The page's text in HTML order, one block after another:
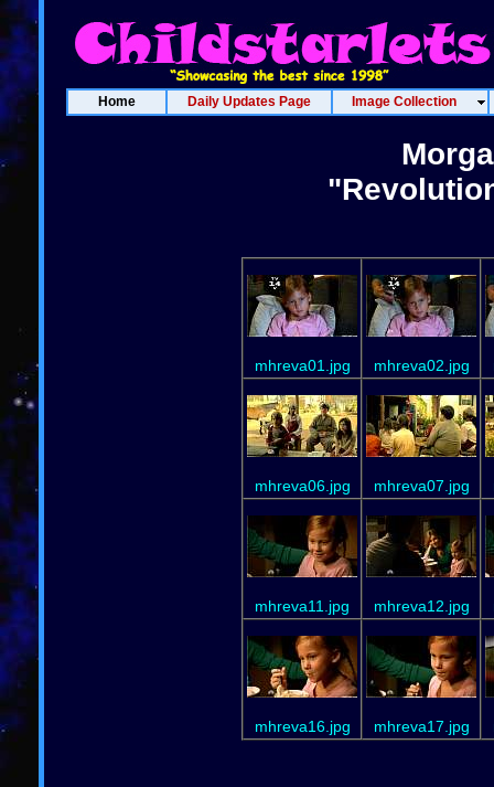
Home Daily Updates Page Image Collection
mhreva01.jpg mhreva02.jpg
mhreva06.jpg mhreva07.jpg
mhreva11.jpg mhreva12.jpg
mhreva16.jpg mhreva17.jpg